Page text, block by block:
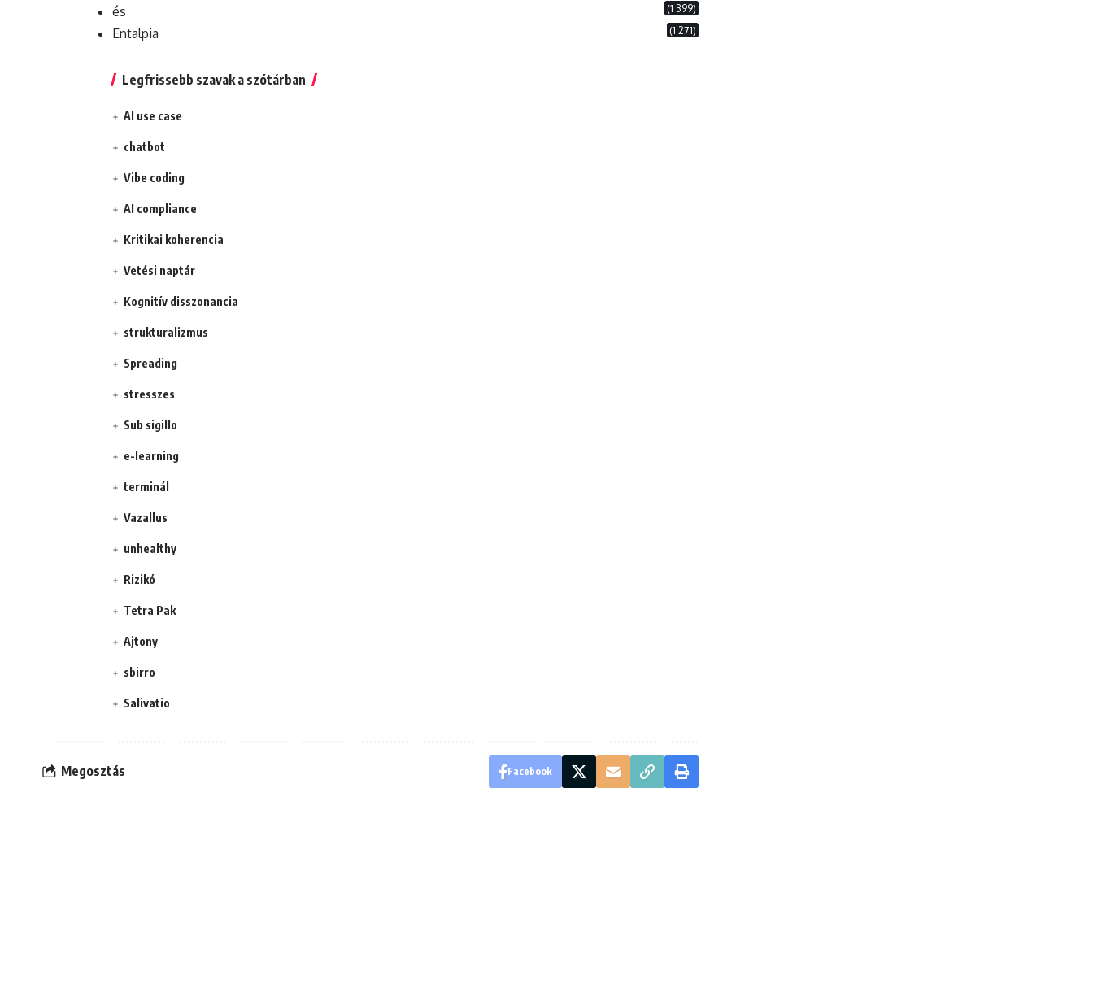
és (1 399)
Entalpia (1 271)
Legfrissebb szavak a szótárban
AI use case
chatbot
Vibe coding
AI compliance
Kritikai koherencia
Vetési naptár
Kognitív disszonancia
strukturalizmus
Spreading
stresszes
Sub sigillo
e-learning
terminál
Vazallus
unhealthy
Rizikó
Tetra Pak
Ajtony
sbirro
Salivatio
Megosztás Facebook